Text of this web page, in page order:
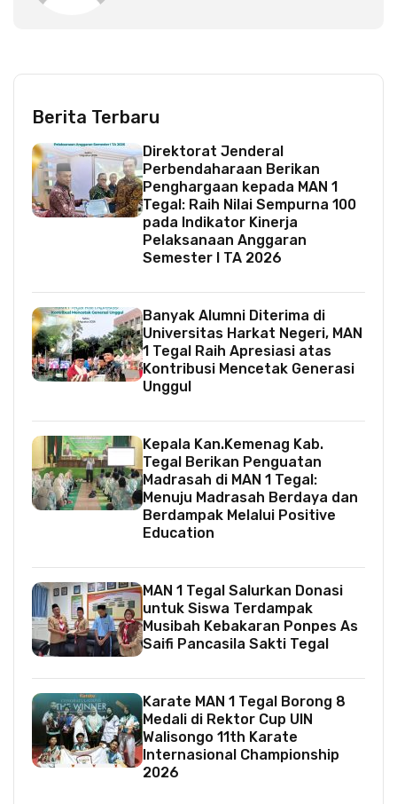
Berita Terbaru
Direktorat Jenderal
Perbendaharaan Berikan
Penghargaan kepada MAN 1
Tegal: Raih Nilai Sempurna 100
pada Indikator Kinerja
Pelaksanaan Anggaran
Semester I TA 2026
Banyak Alumni Diterima di
Universitas Harkat Negeri, MAN
1 Tegal Raih Apresiasi atas
Kontribusi Mencetak Generasi
Unggul
Kepala Kan.Kemenag Kab.
Tegal Berikan Penguatan
Madrasah di MAN 1 Tegal:
Menuju Madrasah Berdaya dan
Berdampak Melalui Positive
Education
MAN 1 Tegal Salurkan Donasi
untuk Siswa Terdampak
Musibah Kebakaran Ponpes As
Saifi Pancasila Sakti Tegal
Karate MAN 1 Tegal Borong 8
Medali di Rektor Cup UIN
Walisongo 11th Karate
Internasional Championship
2026